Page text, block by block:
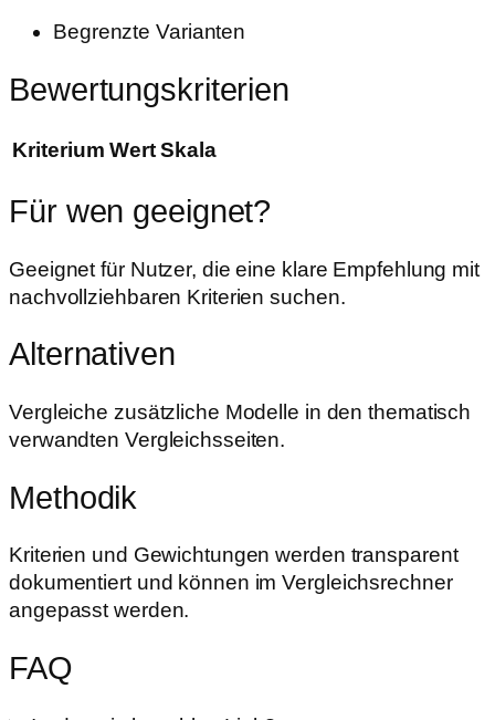
Begrenzte Varianten
Bewertungskriterien
Kriterium Wert Skala
Für wen geeignet?
Geeignet für Nutzer, die eine klare Empfehlung mit
nachvollziehbaren Kriterien suchen.
Alternativen
Vergleiche zusätzliche Modelle in den thematisch
verwandten Vergleichsseiten.
Methodik
Kriterien und Gewichtungen werden transparent
dokumentiert und können im Vergleichsrechner
angepasst werden.
FAQ